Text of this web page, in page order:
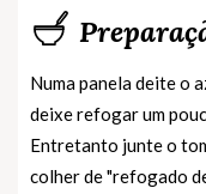
Numa panela deite o
deixe refogar um
Entretanto junte o
colher de "refogado